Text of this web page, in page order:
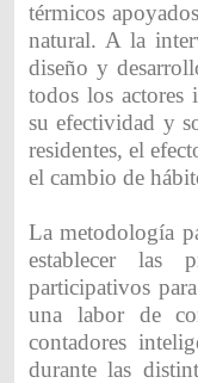
térmicos
natural. A la
diseño y
todos los actores
su efectividad y
residentes, el
el cambio de
La metodología
establecer las
participativos
una labor de
contadores
durante las